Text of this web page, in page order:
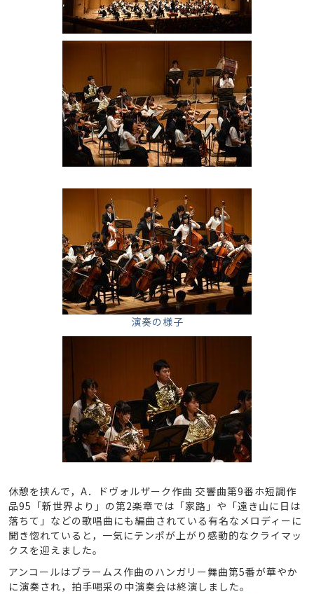
演奏の様子
休憩を挟んで，A．ドヴォルザーク作曲 交響曲第9番ホ短調作
品95「新世界より」の第2楽章では「家路」や「遠き山に日は
落ちて」などの歌唱曲にも編曲されている有名なメロディーに
聞き惚れていると，一気にテンポが上がり感動的なクライマッ
クスを迎えました。
アンコールはブラームス作曲のハンガリー舞曲第5番が華やか
に演奏され，拍手喝采の中演奏会は終演しました。